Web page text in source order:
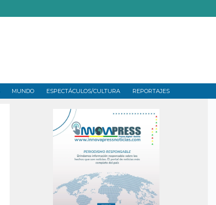
MUNDO ESPECTÁCULOS/CULTURA REPORTAJES